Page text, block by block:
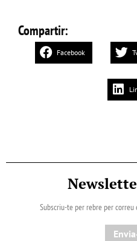
Compartir:
Facebook
Subscriu-te per rebre per